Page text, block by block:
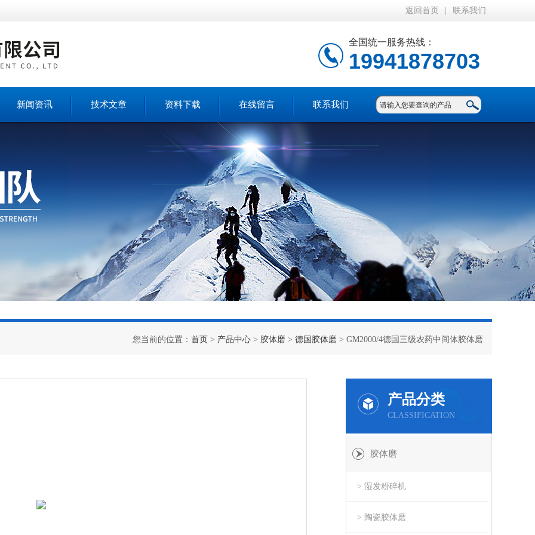
返回首页 联系我们
全国统一服务热线：
19941878703
新闻资讯 技术文章 资料下载 在线留言 联系我们
您当前的位置： 首页 > 产品中心 > 胶体磨 > 德国胶体磨 > GM2000/4德国三级农药中间体胶体磨
产品分类
CLASSIFICATION
胶体磨
> 湿发粉碎机
> 陶瓷胶体磨